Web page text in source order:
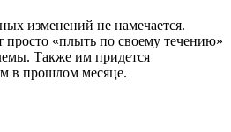
изменений не намечается.
просто «плыть по своему течению»
Также им придется
в прошлом месяце.